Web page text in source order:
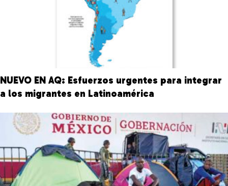
NUEVO EN AQ: Esfuerzos urgentes para integrar
a los migrantes en Latinoamérica